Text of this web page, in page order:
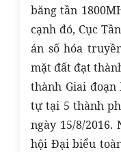
băng tần
cạnh đó, Cục
án số hóa
mặt đất đạt
thành Giai
tự tại 5 thành
ngày 15/8/
hội Đại biểu